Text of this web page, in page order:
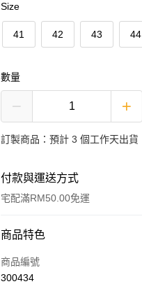
Size
41 42 43 44
數量
訂製商品：預計 3 個工作天出貨
付款與運送方式
宅配滿RM50.00免運
付款方式
信用卡一次付清
商品特色
商品編號
300434